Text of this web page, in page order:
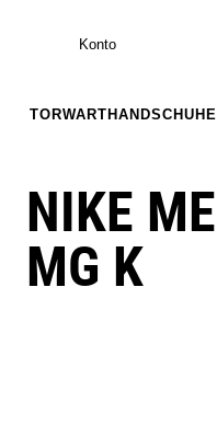
Konto
TORWARTHANDSCHUHE
NIKE
MG K